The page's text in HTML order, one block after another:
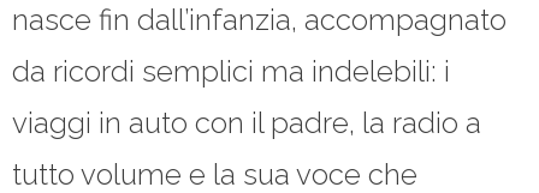
nasce fin dall’infanzia, accompagnato
da ricordi semplici ma indelebili: i
viaggi in auto con il padre, la radio a
tutto volume e la sua voce che